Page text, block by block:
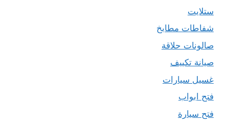
ستلايت
شفاطات مطابخ
صالونات حلاقة
صيانة تكييف
غسيل سيارات
فتح ابواب
فتح سيارة